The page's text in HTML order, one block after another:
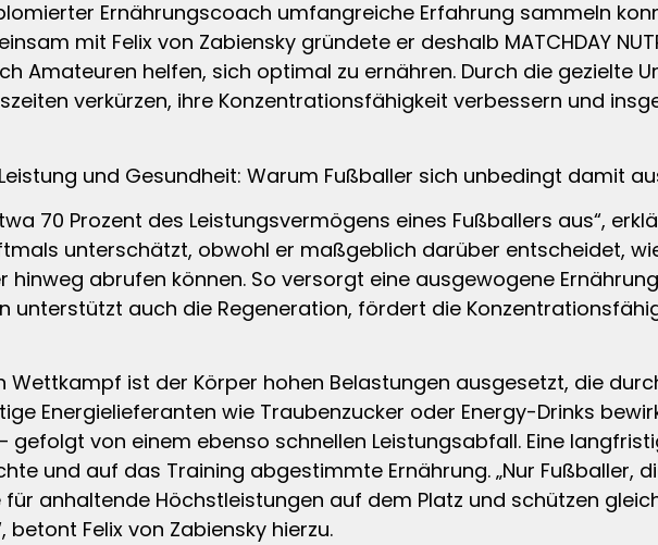
Ernährungscoach umfangreiche Erfahrung sammeln
mit Felix von Zabiensky gründete er deshalb MATCHDAY
Amateuren helfen, sich optimal zu ernähren. Durch die gezielte
verkürzen, ihre Konzentrationsfähigkeit verbessern und
und Gesundheit: Warum Fußballer sich unbedingt damit
70 Prozent des Leistungsvermögens eines Fußballers aus“,
unterschätzt, obwohl er maßgeblich darüber entscheidet,
hinweg abrufen können. So versorgt eine ausgewogene
unterstützt auch die Regeneration, fördert die
Wettkampf ist der Körper hohen Belastungen ausgesetzt, die
Energielieferanten wie Traubenzucker oder Energy-Drinks
gefolgt von einem ebenso schnellen Leistungsabfall. Eine
und auf das Training abgestimmte Ernährung. „Nur Fußballer,
anhaltende Höchstleistungen auf dem Platz und schützen
betont Felix von Zabiensky hierzu.